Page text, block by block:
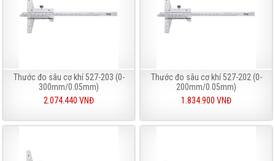
Thước đo sâu cơ khí 527-203 (0-
300mm/0.05mm)
2.074.440 VNĐ
Thước đo sâu cơ khí 527-202 (0-
200mm/0.05mm)
1.834.900 VNĐ